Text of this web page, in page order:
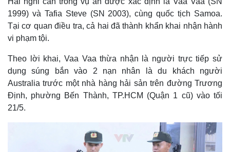
1999) và Tafia Steve (SN 2003), cùng quốc tịch Samoa.
Tại cơ quan điều tra, cả hai đã thành khẩn khai nhận hành
vi phạm tội.
Theo lời khai, Vaa Vaa thừa nhận là người trực tiếp sử
dụng súng bắn vào 2 nạn nhân là du khách người
Australia trước một nhà hàng hải sản trên đường Trương
Định, phường Bến Thành, TP.HCM (Quận 1 cũ) vào tối
21/5.